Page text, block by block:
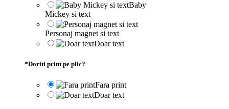
Baby
Mickey si text
Personaj magnet si text
Doar text
*Doriti print pe plic?
Fara print
Doar text